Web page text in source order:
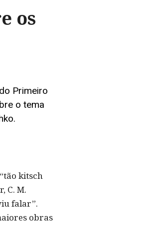
os
Primeiro
o tema
kitsch
C. M.
falar”.
obras